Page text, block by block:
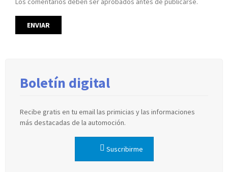
Boletín digital
Recibe gratis en tu email las primicias y las informaciones
más destacadas de la automoción.
Suscribirme